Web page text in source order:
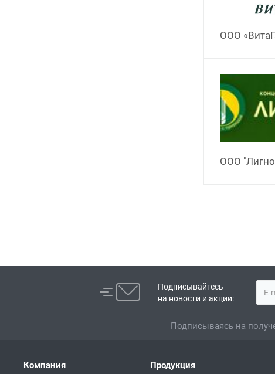
ООО
ООО
Подписывайтесь
на новости и акции:
Подписываясь на
Компания Продукция